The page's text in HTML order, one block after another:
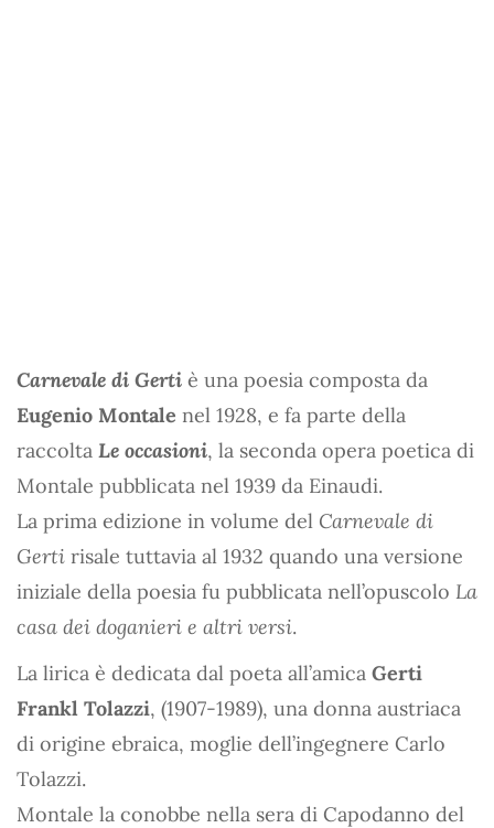
Carnevale di Gerti è una poesia composta da
Eugenio Montale nel 1928, e fa parte della
raccolta Le occasioni, la seconda opera poetica di
Montale pubblicata nel 1939 da Einaudi.
La prima edizione in volume del Carnevale di
Gerti risale tuttavia al 1932 quando una versione
iniziale della poesia fu pubblicata nell’opuscolo La
casa dei doganieri e altri versi.
La lirica è dedicata dal poeta all’amica Gerti
Frankl Tolazzi, (1907-1989), una donna austriaca
di origine ebraica, moglie dell’ingegnere Carlo
Tolazzi.
Montale la conobbe nella sera di Capodanno del